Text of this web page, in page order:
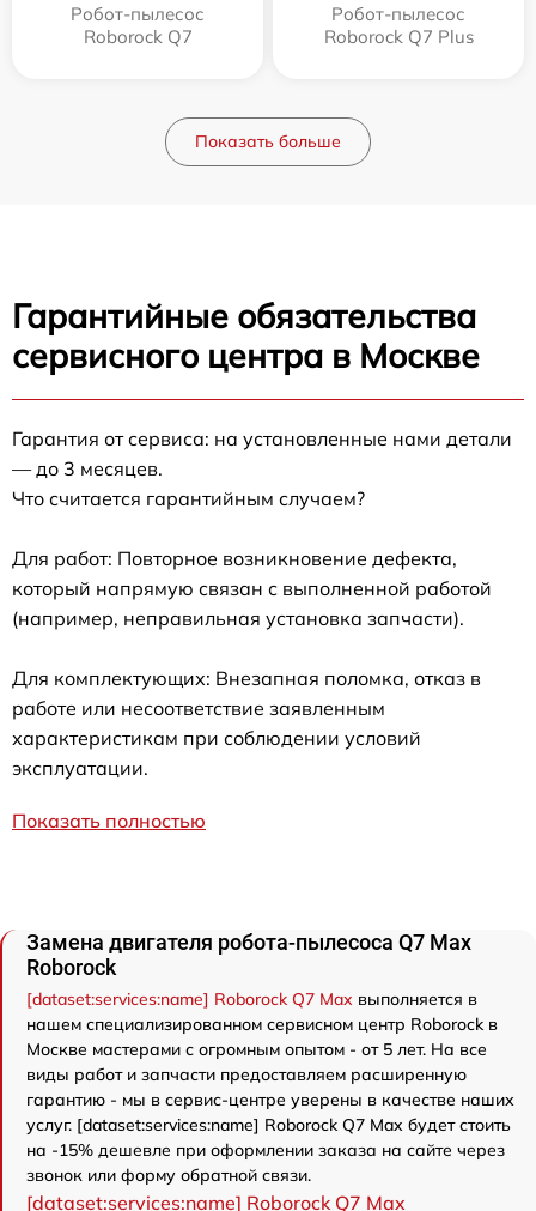
Робот-пылесос
Roborock Q7
Робот-пылесос
Roborock Q7 Plus
Показать больше
Гарантийные обязательства
сервисного центра в Москве
Гарантия от сервиса: на установленные нами детали
— до 3 месяцев.
Что считается гарантийным случаем?
Для работ: Повторное возникновение дефекта,
который напрямую связан с выполненной работой
(например, неправильная установка запчасти).
Для комплектующих: Внезапная поломка, отказ в
работе или несоответствие заявленным
характеристикам при соблюдении условий
эксплуатации.
Показать полностью
Замена двигателя робота-пылесоса Q7 Max
Roborock
[dataset:services:name] Roborock Q7 Max выполняется в
нашем специализированном сервисном центр Roborock в
Москве мастерами с огромным опытом - от 5 лет. На все
виды работ и запчасти предоставляем расширенную
гарантию - мы в сервис-центре уверены в качестве наших
услуг. [dataset:services:name] Roborock Q7 Max будет стоить
на -15% дешевле при оформлении заказа на сайте через
звонок или форму обратной связи.
[dataset:services:name] Roborock Q7 Max